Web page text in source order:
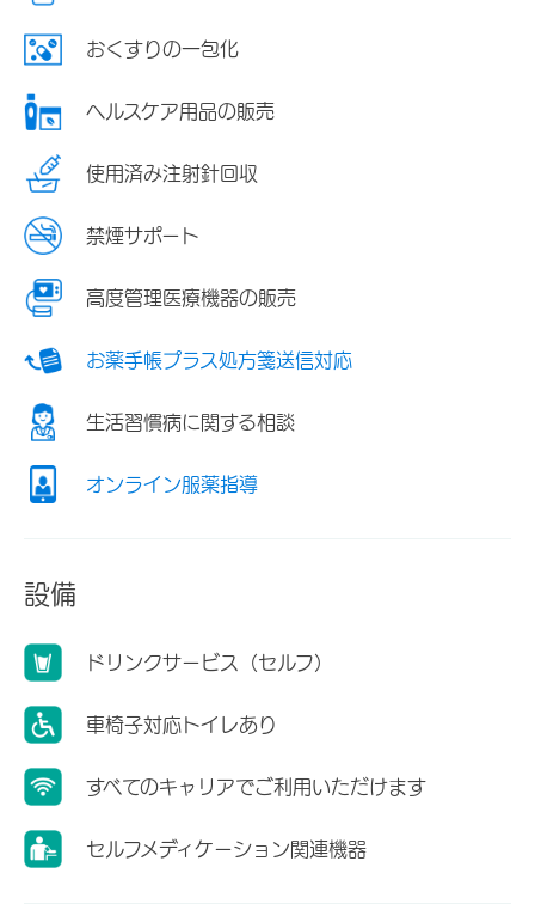
おくすりの一包化
ヘルスケア用品の販売
使用済み注射針回収
禁煙サポート
高度管理医療機器の販売
お薬手帳プラス処方箋送信対応
生活習慣病に関する相談
オンライン服薬指導
設備
ドリンクサービス（セルフ）
車椅子対応トイレあり
すべてのキャリアでご利用いただけます
セルフメディケーション関連機器